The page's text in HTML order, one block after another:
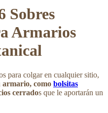
Sobres
Armarios
para colgar en cualquier sitio,
como bolsitas
cerrados que le aportarán un